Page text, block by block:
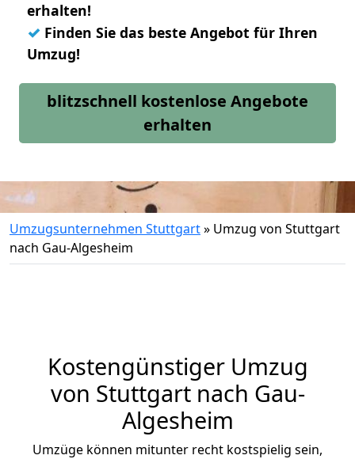
erhalten!
✓ Finden Sie das beste Angebot für Ihren
Umzug!
blitzschnell kostenlose Angebote
erhalten
Umzugsunternehmen Stuttgart» Umzug von Stuttgart
nach Gau-Algesheim
Kostengünstiger Umzug
von Stuttgart nach Gau-
Algesheim
Umzüge können mitunter recht kostspielig sein,